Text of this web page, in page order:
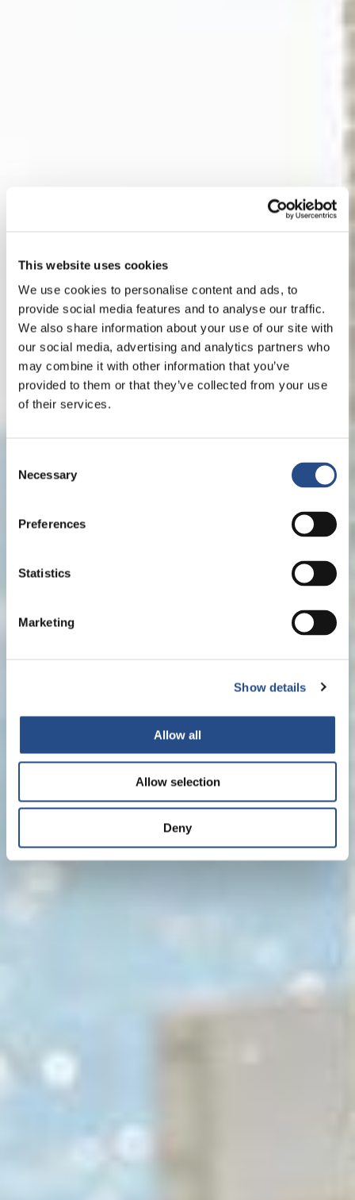
This website uses cookies
We use cookies to personalise content and ads, to
provide social media features and to analyse our traffic.
We also share information about your use of our site with
our social media, advertising and analytics partners who
may combine it with other information that you’ve
provided to them or that they’ve collected from your use
of their services.
Selection
Necessary
Preferences
Statistics
Marketing
Show details
Allow all
Allow selection
Deny